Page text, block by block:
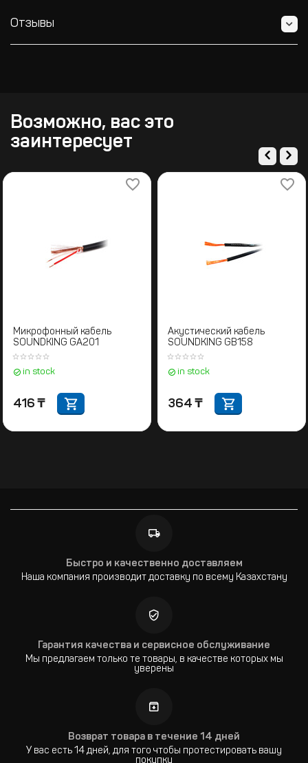
Отзывы
Возможно, вас это
заинтересует
Микрофонный кабель
SOUNDKING GA201
in stock
416 ₸
Акустический кабель
SOUNDKING GB158
in stock
364 ₸
Быстро и качественно доставляем
Наша компания производит доставку по всему Казахстану
Гарантия качества и сервисное обслуживание
Мы предлагаем только те товары, в качестве которых мы
уверены
Возврат товара в течение 14 дней
У вас есть 14 дней, для того чтобы протестировать вашу
покупку